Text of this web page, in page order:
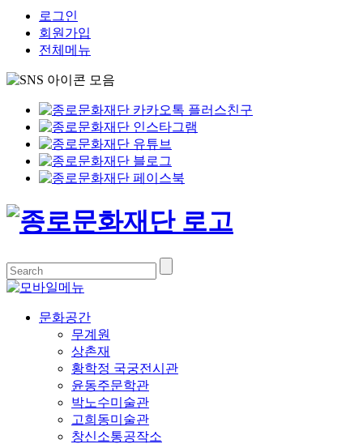
로그인
회원가입
전체메뉴
문화공간
무계원
상촌재
황학정 국궁전시관
윤동주문학관
박노수미술관
고희동미술관
창신소통공작소